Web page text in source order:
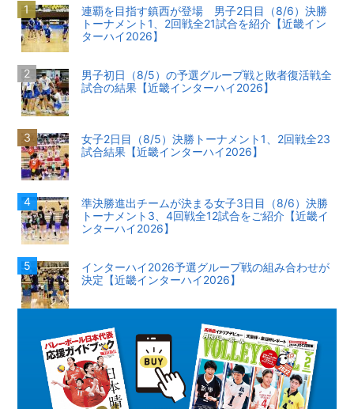
連覇を目指す鎮西が登場 男子2日目（8/6）決勝
トーナメント1、2回戦全21試合を紹介【近畿イン
ターハイ2026】
男子初日（8/5）の予選グループ戦と敗者復活戦全
試合の結果【近畿インターハイ2026】
女子2日目（8/5）決勝トーナメント1、2回戦全23
試合結果【近畿インターハイ2026】
準決勝進出チームが決まる女子3日目（8/6）決勝
トーナメント3、4回戦全12試合をご紹介【近畿イ
ンターハイ2026】
インターハイ2026予選グループ戦の組み合わせが
決定【近畿インターハイ2026】